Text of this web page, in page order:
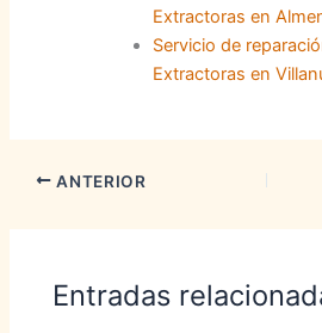
Extractoras en
Servicio de
Extractoras en
ANTERIOR
Entradas